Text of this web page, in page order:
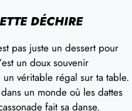
DÉCHIRE
pas juste un dessert pour
un doux souvenir
véritable régal sur ta table.
un monde où les dattes
fait sa danse.